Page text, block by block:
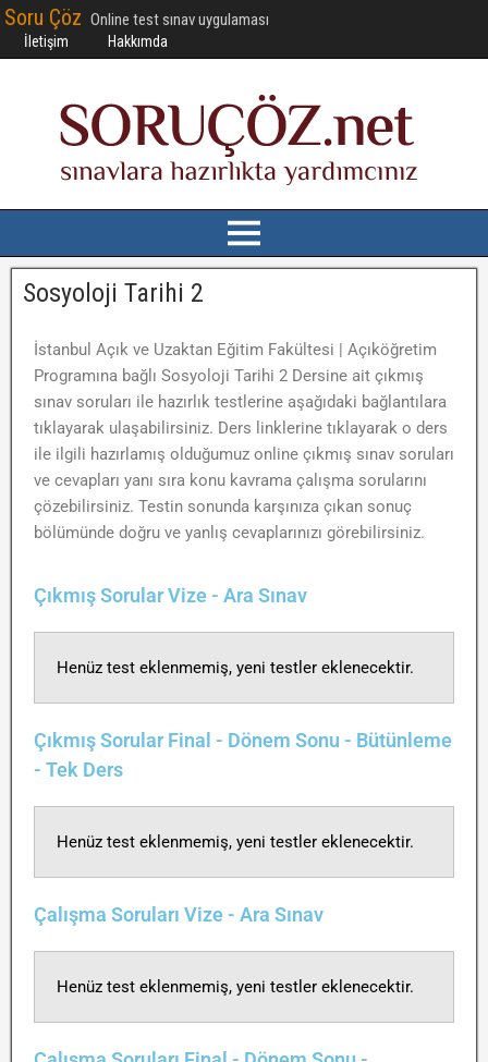
Soru Çöz Online test sınav uygulaması
İletişim Hakkımda
Sosyoloji Tarihi 2
İstanbul Açık ve Uzaktan Eğitim Fakültesi | Açıköğretim
Programına bağlı Sosyoloji Tarihi 2 Dersine ait çıkmış
sınav soruları ile hazırlık testlerine aşağıdaki bağlantılara
tıklayarak ulaşabilirsiniz. Ders linklerine tıklayarak o ders
ile ilgili hazırlamış olduğumuz online çıkmış sınav soruları
ve cevapları yanı sıra konu kavrama çalışma sorularını
çözebilirsiniz. Testin sonunda karşınıza çıkan sonuç
bölümünde doğru ve yanlış cevaplarınızı görebilirsiniz.
Çıkmış Sorular Vize - Ara Sınav
Henüz test eklenmemiş, yeni testler eklenecektir.
Çıkmış Sorular Final - Dönem Sonu - Bütünleme
- Tek Ders
Henüz test eklenmemiş, yeni testler eklenecektir.
Çalışma Soruları Vize - Ara Sınav
Henüz test eklenmemiş, yeni testler eklenecektir.